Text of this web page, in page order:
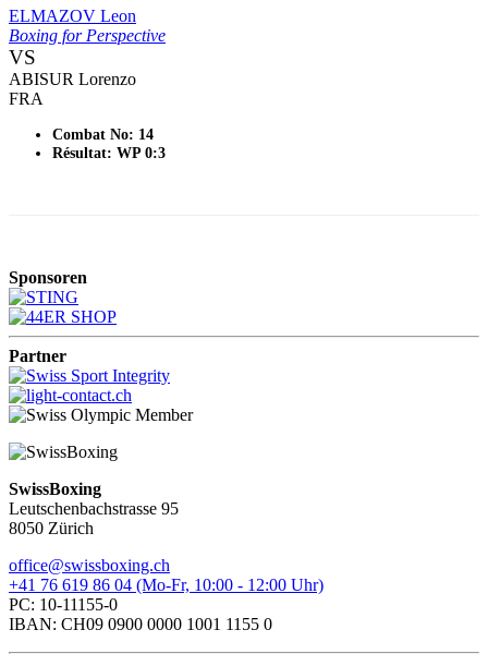
ELMAZOV Leon
Boxing for Perspective
VS
ABISUR Lorenzo
FRA
Combat No: 14
Résultat: WP 0:3
Sponsoren
Partner
SwissBoxing
Leutschenbachstrasse 95
8050 Zürich
office@swissboxing.ch
+41 76 619 86 04 (Mo-Fr, 10:00 - 12:00 Uhr)
PC: 10-11155-0
IBAN: CH09 0900 0000 1001 1155 0